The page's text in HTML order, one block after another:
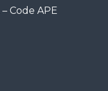
Code APE